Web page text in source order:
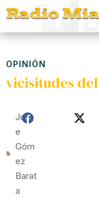
OPINIÓN
vicisitudes
Jorg
E
Góm
Ez
Barat
A